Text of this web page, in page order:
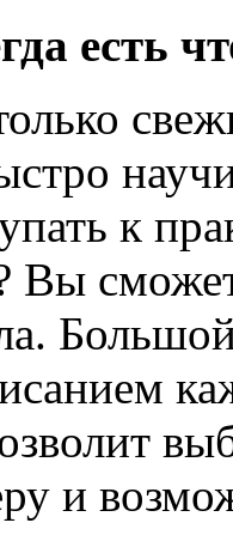
есть
к
Вы
и